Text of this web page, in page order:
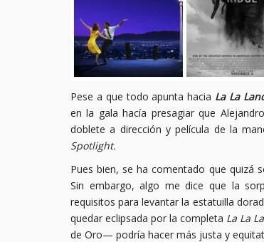
Pese a que todo apunta hacia La La
en la gala hacía presagiar que
doblete a dirección y película de la
Spotlight.
Pues bien, se ha comentado que quizá
Sin embargo, algo me dice que la
requisitos para levantar la estatuilla
quedar eclipsada por la completa La La
de Oro— podría hacer más justa y